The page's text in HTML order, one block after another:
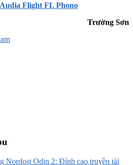
Flight FL Phono
Trường Sơn